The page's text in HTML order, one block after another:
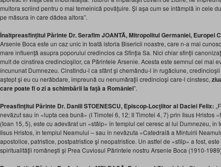
multora scriind pentru o mai temeinică povăţuire. Şi aşa cum se întâmplă în cele
pe măsura în care dădea altora”.
Înaltpreasfinţitul Părinte Dr. Serafim JOANTĂ, Mitropolitul Germaniei, Europei
Arsenie Boca este un caz unic în toată istoria Bisericii noastre, care n-a mai
mare influenţă asupra poporului credincios ca Sfinţia Sa. Nici chiar sfinţii
mult de cinstirea credincioşilor, ca Părintele Arsenie. Acesta este semnul cel mai
încununat Dumnezeu. Cinstindu-l ca sfânt şi chemându-l în rugăciune,
aştept şi eu cu nerăbdare, împreună cu nenumăraţii credincioşi care-l cinstesc,
care poate fi o zi a schimbării la faţă a României”.
Preasfinţitul Părinte Dr. Daniil STOENESCU, Episcop-Locţiitor al Daciei Felix:
nevăzut sau în «lupta cea bună» (I Timotei 6, 12; II Timotei 4, 7) prin Iisus Hristos
(Ioan 15, 5), este cu adevărat un «stâlp» în templul cel ceresc al lui Dumnezeu, în
Iisus Hristos, în templul Neamului – sau în nevăzuta «Catedrală a Mîntuirii
apostolice, patristice, postpatristice şi neopatristice. Un astfel de «stîlp» a fost,
spiritualităţii româneşti şi Prea Cuviosul Părintele nostru Arsenie Boca (1910-